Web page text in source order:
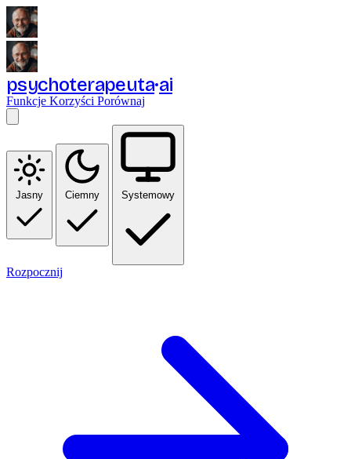
psychoterapeuta ai
Funkcje Korzyści Porównaj
Jasny Ciemny Systemowy
Rozpocznij